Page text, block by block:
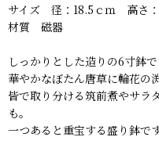
サイズ 径：18.5ｃｍ 高さ
材質 磁器
しっかりとした造りの6寸鉢で
華やかなぼたん唐草に輪花の
皆で取り分ける筑前煮やサラ
も。
一つあると重宝する盛り鉢です